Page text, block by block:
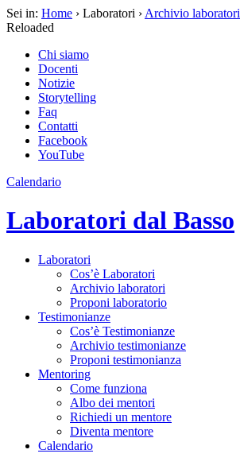
Sei in: Home › Laboratori › Archivio laboratori
Reloaded
Chi siamo
Docenti
Notizie
Storytelling
Faq
Contatti
Facebook
YouTube
Calendario
Laboratori dal Basso
Laboratori
Cos’è Laboratori
Archivio laboratori
Proponi laboratorio
Testimonianze
Cos’è Testimonianze
Archivio testimonianze
Proponi testimonianza
Mentoring
Come funziona
Albo dei mentori
Richiedi un mentore
Diventa mentore
Calendario